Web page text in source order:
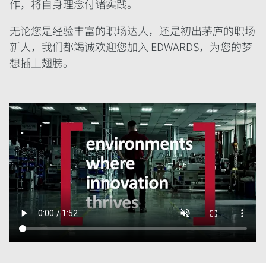
作，将自身理念付诸实践。
无论您是经验丰富的职场达人，还是初出茅庐的职场
新人，我们都竭诚欢迎您加入 EDWARDS，为您的梦
想插上翅膀。